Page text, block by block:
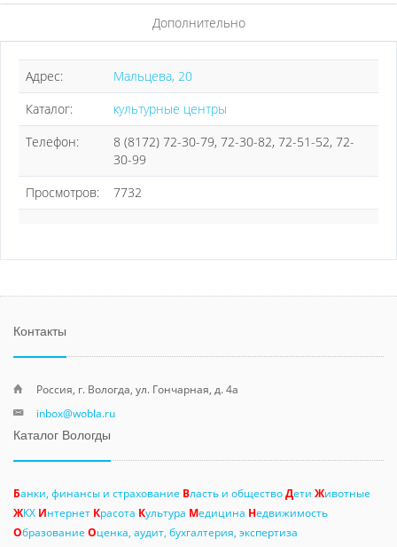
Дополнительно
Адрес:
Мальцева, 20
Каталог:
культурные центры
Телефон:
8 (8172) 72-30-79, 72-30-82, 72-51-52, 72-
30-99
Просмотров:
7732
Контакты
Россия, г. Вологда, ул. Гончарная, д. 4а
inbox@wobla.ru
Каталог Вологды
Банки, финансы и страхование Власть и обществоДети Животные
ЖКХ Интернет Красота Культура Медицина Недвижимость
Образование Оценка, аудит, бухгалтерия, экспертиза